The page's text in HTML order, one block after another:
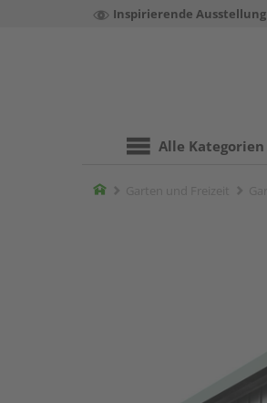
Inspirierende Ausstellung
Alle Kategorien
Home